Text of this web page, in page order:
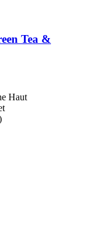
Tea &
Haut